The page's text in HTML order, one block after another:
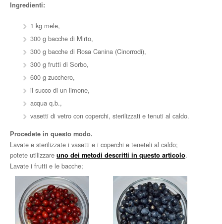
Ingredienti:
1 kg mele,
300 g bacche di Mirto,
300 g bacche di Rosa Canina (Cinorrodi),
300 g frutti di Sorbo,
600 g zucchero,
il succo di un limone,
acqua q.b.,
vasetti di vetro con coperchi, sterilizzati e tenuti al caldo.
Procedete in questo modo.
Lavate e sterilizzate i vasetti e i coperchi e teneteli al caldo;
potete utilizzare uno dei metodi descritti in questo articolo.
Lavate i frutti e le bacche;